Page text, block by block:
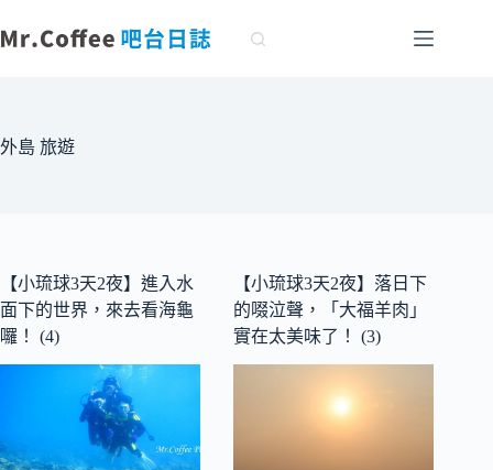
至
容
外島 旅遊
【小琉球3天2夜】進入水
面下的世界，來去看海龜
囉！ (4)
【小琉球3天2夜】落日下
的啜泣聲，「大福羊肉」
實在太美味了！ (3)